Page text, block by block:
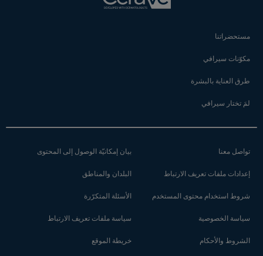
مستحضراتنا
مكوّنات سيرافي
طرق العناية بالبشرة
لمَ تختار سيرافي
تواصل معنا بيان إمكانيّة الوصول إلى المحتوى
إعدادات ملفات تعريف الارتباط البلدان والمناطق
شروط استخدام محتوى المستخدم الأسئلة المتكرّرة
سياسة الخصوصية سياسة ملفات تعريف الارتباط
الشروط والأحكام خريطة الموقع